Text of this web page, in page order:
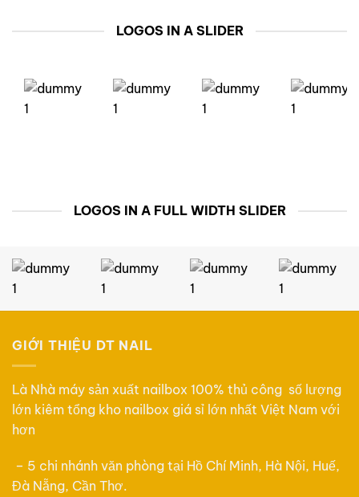
LOGOS IN A SLIDER
LOGOS IN A FULL WIDTH SLIDER
GIỚI THIỆU DT NAIL
Là Nhà máy sản xuất nailbox 100% thủ công số lượng
lớn kiêm tổng kho nailbox giá sỉ lớn nhất Việt Nam với
hơn
– 5 chi nhánh văn phòng tại Hồ Chí Minh, Hà Nội, Huế,
Đà Nẵng, Cần Thơ.